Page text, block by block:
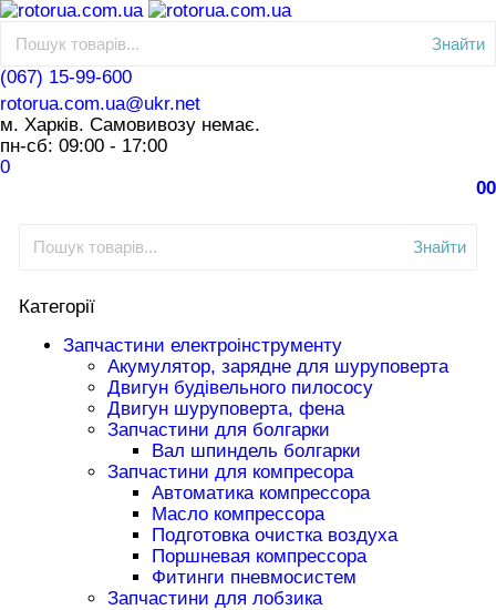
Знайти
(067) 15-99-600
rotorua.com.ua@ukr.net
м. Харків. Самовивозу немає.
пн-сб: 09:00 - 17:00
0
00
Знайти
Категорії
Запчастини електроінструменту
Акумулятор, зарядне для шуруповерта
Двигун будівельного пилососу
Двигун шуруповерта, фена
Запчастини для болгарки
Вал шпиндель болгарки
Запчастини для компресора
Автоматика компрессора
Масло компрессора
Подготовка очистка воздуха
Поршневая компрессора
Фитинги пневмосистем
Запчастини для лобзика